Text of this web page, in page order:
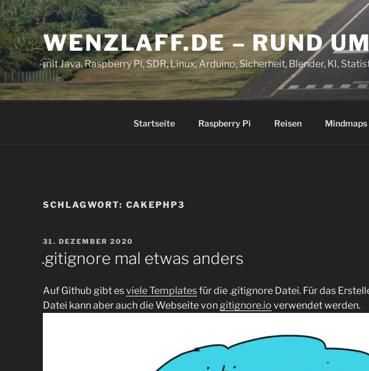
Zum
Inhalt
springen WENZLAFF.DE – RUND
mit Java, Raspberry Pi, SDR, Linux, Arduino, Sicherheit, Blender, KI,
Startseite Raspberry Pi Reisen Mindmaps
SCHLAGWORT: CAKEPHP3
VERÖFFENTLICHT
AM
31. DEZEMBER 2020
.gitignore mal etwas anders
Auf Github gibt esviele Templatesfür die .gitignore Datei. Für das
Datei kann aber auch die Webseite von gitignore.io verwendet werden.